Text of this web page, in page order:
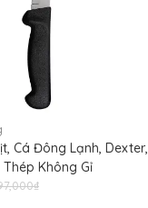
Cá Đông Lạnh, Dexter,
Không Gỉ